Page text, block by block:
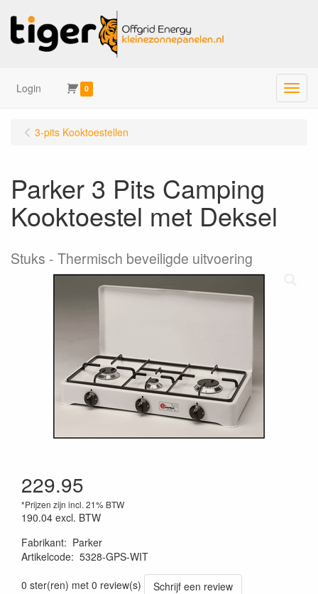
Login 0 Menu
3-pits Kooktoestellen
Parker 3 Pits Camping
Kooktoestel met Deksel
Stuks Thermisch beveiligde uitvoering
229.95
*Prijzen zijn incl. 21% BTW
190.04 excl. BTW
Fabrikant: Parker
Artikelcode: 5328-GPS-WIT
0 ster(ren) met 0 review(s)
Schrijf een review